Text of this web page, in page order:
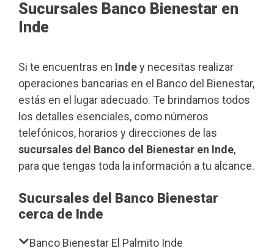
Sucursales Banco Bienestar en
Inde
Si te encuentras en Indey necesitas realizar
operaciones bancarias en el Banco del Bienestar,
estás en el lugar adecuado. Te brindamos todos
los detalles esenciales, como números
telefónicos, horarios y direcciones de las
sucursales del Banco del Bienestar en Inde,
para que tengas toda la información a tu alcance.
Sucursales del Banco Bienestar
cerca de Inde
Banco Bienestar El Palmito Inde